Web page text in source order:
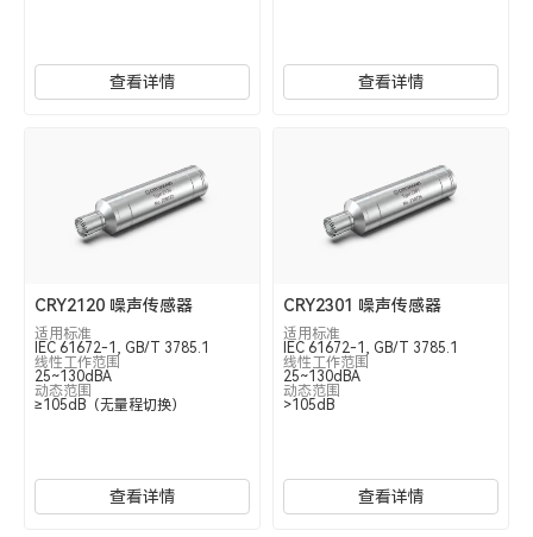
查看详情 查看详情
CRY2120 噪声传感器
适用标准
IEC 61672-1, GB/T 3785.1
线性工作范围
25~130dBA
动态范围
≥105dB（无量程切换）
查看详情
CRY2301 噪声传感器
适用标准
IEC 61672-1, GB/T 3785.1
线性工作范围
25~130dBA
动态范围
>105dB
查看详情